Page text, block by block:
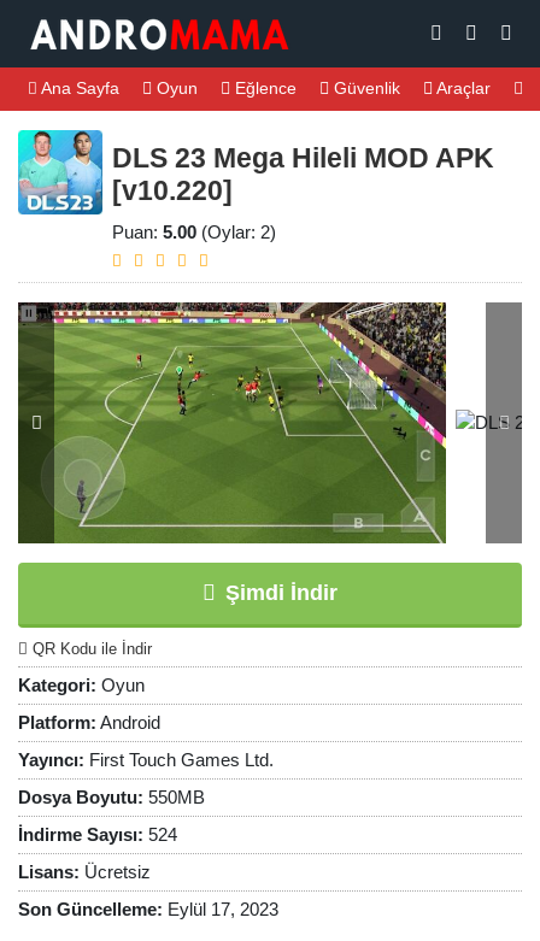
Ana Sayfa Oyun Eğlence Güvenlik Araçlar
DLS 23 Mega Hileli MOD APK
[v10.220]
Puan: 5.00 (Oylar: 2)
Şimdi İndir
QR Kodu ile İndir
Kategori: Oyun
Platform: Android
Yayıncı: First Touch Games Ltd.
Dosya Boyutu: 550MB
İndirme Sayısı: 524
Lisans: Ücretsiz
Son Güncelleme: Eylül 17, 2023